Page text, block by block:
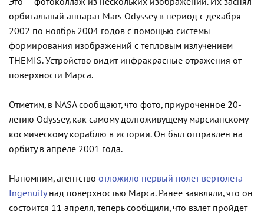
орбитальный аппарат Mars Odyssey в период с декабря
2002 по ноябрь 2004 годов с помощью системы
формирования изображений с тепловым излучением
THEMIS. Устройство видит инфракрасные отражения от
поверхности Марса.
Отметим, в NASA сообщают, что фото, приуроченное 20-
летию Odyssey, как самому долгоживущему марсианскому
космическому кораблю в истории. Он был отправлен на
орбиту в апреле 2001 года.
Напомним, агентство отложило первый полет вертолета
Ingenuityнад поверхностью Марса. Ранее заявляли, что он
состоится 11 апреля, теперь сообщили, что взлет пройдет